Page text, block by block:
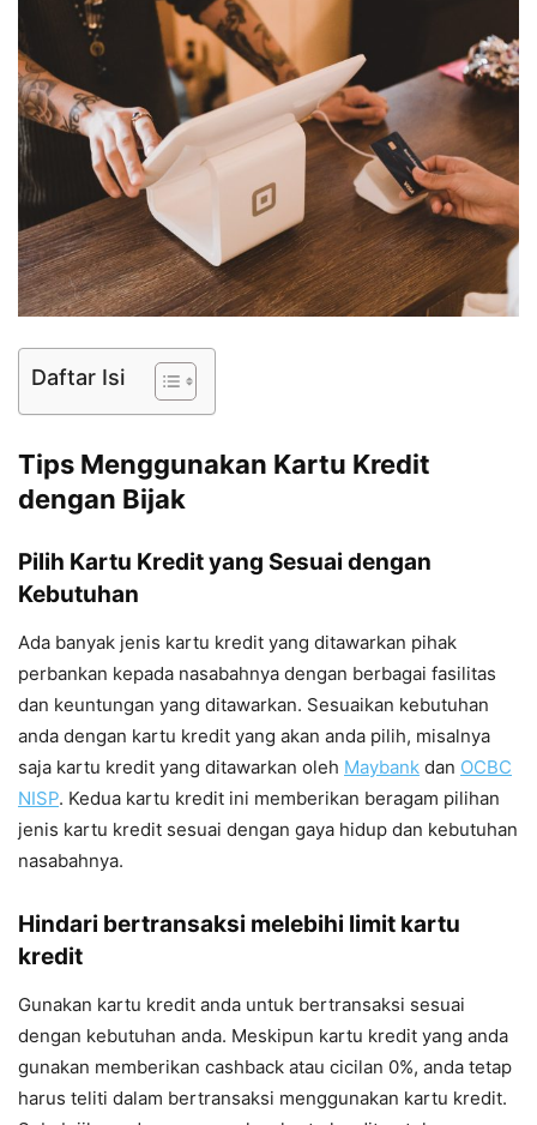
Daftar Isi
Tips Menggunakan Kartu Kredit
dengan Bijak
Pilih Kartu Kredit yang Sesuai dengan
Kebutuhan
Ada banyak jenis kartu kredit yang ditawarkan pihak
perbankan kepada nasabahnya dengan berbagai fasilitas
dan keuntungan yang ditawarkan. Sesuaikan kebutuhan
anda dengan kartu kredit yang akan anda pilih, misalnya
saja kartu kredit yang ditawarkan oleh Maybank dan OCBC
NISP. Kedua kartu kredit ini memberikan beragam pilihan
jenis kartu kredit sesuai dengan gaya hidup dan kebutuhan
nasabahnya.
Hindari bertransaksi melebihi limit kartu
kredit
Gunakan kartu kredit anda untuk bertransaksi sesuai
dengan kebutuhan anda. Meskipun kartu kredit yang anda
gunakan memberikan cashback atau cicilan 0%, anda tetap
harus teliti dalam bertransaksi menggunakan kartu kredit.